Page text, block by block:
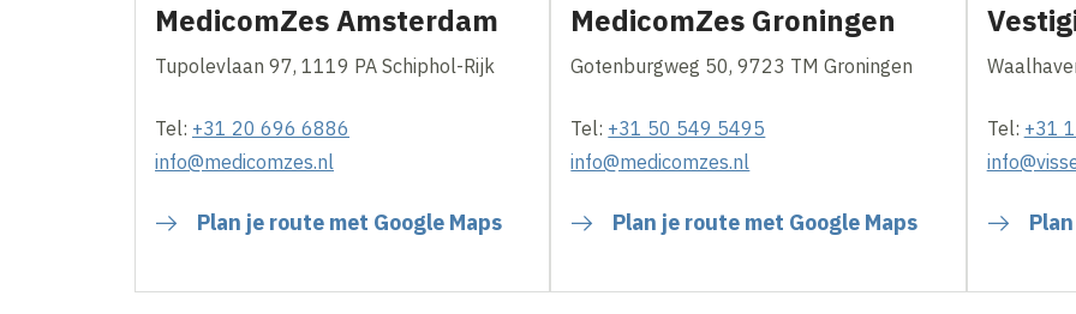
MedicomZes Amsterdam
Tupolevlaan 97, 1119 PA Schiphol-Rijk
Tel: +31 20 696 6886
info@medicomzes.nl
Plan je route met Google Maps
MedicomZes Groningen
Gotenburgweg 50, 9723 TM Groningen
Tel: +31 50 549 5495
info@medicomzes.nl
Plan je route met Google Maps
Tel: +31